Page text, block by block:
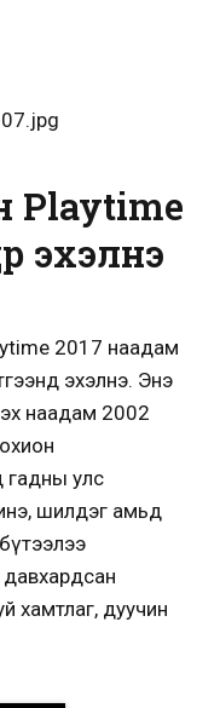
Playtime
эхэлнэ
2017 наадам
эхэлнэ. Энэ
наадам 2002
гадны улс
шилдэг амьд
давхардсан
хамтлаг, дуучин